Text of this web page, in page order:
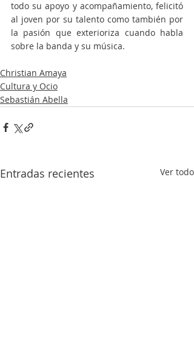
todo su apoyo y acompañamiento, felicitó
al joven por su talento como también por
la pasión que exterioriza cuando habla
sobre la banda y su música.
Christian Amaya
Cultura y Ocio
Sebastián Abella
Entradas recientes Ver todo